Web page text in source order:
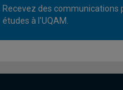
Recevez des communications
études à l'UQAM.